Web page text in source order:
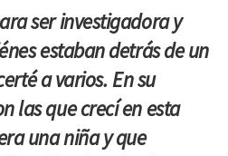
ser investigadora y
estaban detrás de un
a varios. En su
las que crecí en esta
una niña y que